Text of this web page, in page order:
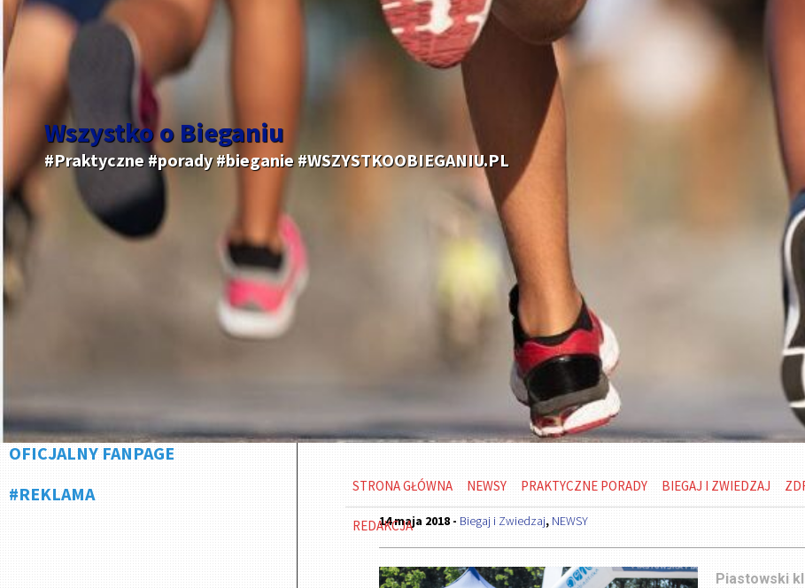
Wszystko o Bieganiu
#Praktyczne #porady #bieganie #WSZYSTKOOBIEGANIU.PL
OFICJALNY FANPAGE
#REKLAMA
STRONA GŁÓWNA NEWSY PRAKTYCZNE PORADY BIEGAJ I ZWIEDZAJ
REDAKCJA
14 maja 2018 - Biegaj i Zwiedzaj, NEWSY
Piastowski